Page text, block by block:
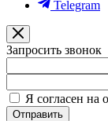
Telegram
Запросить звонок
Я согласен на
Отправить